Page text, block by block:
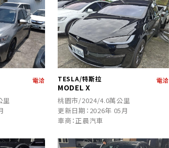
電洽
里
TESLA/特斯拉
MODEL X
電洽
桃園市/2024/4.0萬公里
更新日期：2026年 05月
車商：正晨汽車